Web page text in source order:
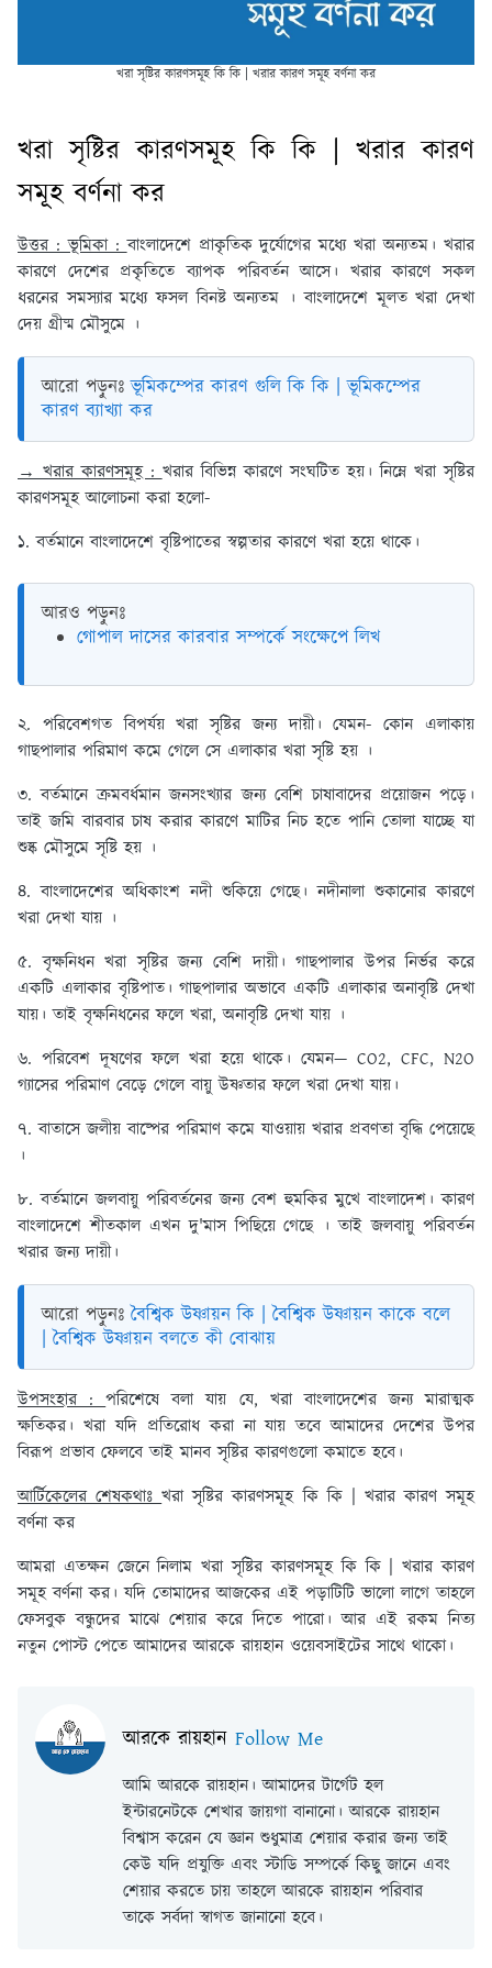
খরা সৃষ্টির কারণসমূহ কি কি | খরার কারণ সমূহ বর্ণনা কর
খরা সৃষ্টির কারণসমূহ কি কি | খরার কারণ
সমূহ বর্ণনা কর
উত্তর : ভূমিকা :বাংলাদেশে প্রাকৃতিক দুর্যোগের মধ্যে খরা অন্যতম। খরার
কারণে দেশের প্রকৃতিতে ব্যাপক পরিবর্তন আসে। খরার কারণে সকল
ধরনের সমস্যার মধ্যে ফসল বিনষ্ট অন্যতম । বাংলাদেশে মূলত খরা দেখা
দেয় গ্রীষ্ম মৌসুমে ।
আরো পড়ুনঃভূমিকম্পের কারণ গুলি কি কি | ভূমিকম্পের
কারণ ব্যাখ্যা কর
→ খরার কারণসমূহ :খরার বিভিন্ন কারণে সংঘটিত হয়। নিম্নে খরা সৃষ্টির
কারণসমূহ আলোচনা করা হলো-
১. বর্তমানে বাংলাদেশে বৃষ্টিপাতের স্বল্পতার কারণে খরা হয়ে থাকে।
আরও পড়ুনঃ
গোপাল দাসের কারবার সম্পর্কে সংক্ষেপে লিখ
২. পরিবেশগত বিপর্যয় খরা সৃষ্টির জন্য দায়ী। যেমন- কোন এলাকায়
গাছপালার পরিমাণ কমে গেলে সে এলাকার খরা সৃষ্টি হয় ।
৩. বর্তমানে ক্রমবর্ধমান জনসংখ্যার জন্য বেশি চাষাবাদের প্রয়োজন পড়ে।
তাই জমি বারবার চাষ করার কারণে মাটির নিচ হতে পানি তোলা যাচ্ছে যা
শুষ্ক মৌসুমে সৃষ্টি হয় ।
৪. বাংলাদেশের অধিকাংশ নদী শুকিয়ে গেছে। নদীনালা শুকানোর কারণে
খরা দেখা যায় ।
৫. বৃক্ষনিধন খরা সৃষ্টির জন্য বেশি দায়ী। গাছপালার উপর নির্ভর করে
একটি এলাকার বৃষ্টিপাত। গাছপালার অভাবে একটি এলাকার অনাবৃষ্টি দেখা
যায়। তাই বৃক্ষনিধনের ফলে খরা, অনাবৃষ্টি দেখা যায় ।
৬. পরিবেশ দূষণের ফলে খরা হয়ে থাকে। যেমন— CO2, CFC, N2O
গ্যাসের পরিমাণ বেড়ে গেলে বায়ু উষ্ণতার ফলে খরা দেখা যায়।
৭. বাতাসে জলীয় বাষ্পের পরিমাণ কমে যাওয়ায় খরার প্রবণতা বৃদ্ধি পেয়েছে
।
৮. বর্তমানে জলবায়ু পরিবর্তনের জন্য বেশ হুমকির মুখে বাংলাদেশ। কারণ
বাংলাদেশে শীতকাল এখন দু'মাস পিছিয়ে গেছে । তাই জলবায়ু পরিবর্তন
খরার জন্য দায়ী।
আরো পড়ুনঃবৈশ্বিক উষ্ণায়ন কি | বৈশ্বিক উষ্ণায়ন কাকে বলে
| বৈশ্বিক উষ্ণায়ন বলতে কী বোঝায়
উপসংহার :পরিশেষে বলা যায় যে, খরা বাংলাদেশের জন্য মারাত্মক
ক্ষতিকর। খরা যদি প্রতিরোধ করা না যায় তবে আমাদের দেশের উপর
বিরূপ প্রভাব ফেলবে তাই মানব সৃষ্টির কারণগুলো কমাতে হবে।
আর্টিকেলের শেষকথাঃখরা সৃষ্টির কারণসমূহ কি কি | খরার কারণ সমূহ
বর্ণনা কর
আমরা এতক্ষন জেনে নিলাম খরা সৃষ্টির কারণসমূহ কি কি | খরার কারণ
সমূহ বর্ণনা কর। যদি তোমাদের আজকের এই পড়াটিটি ভালো লাগে তাহলে
ফেসবুক বন্ধুদের মাঝে শেয়ার করে দিতে পারো। আর এই রকম নিত্য
নতুন পোস্ট পেতে আমাদের আরকে রায়হান ওয়েবসাইটের সাথে থাকো।
আরকে রায়হান Follow Me
আমি আরকে রায়হান। আমাদের টার্গেট হল
ইন্টারনেটকে শেখার জায়গা বানানো। আরকে রায়হান
বিশ্বাস করেন যে জ্ঞান শুধুমাত্র শেয়ার করার জন্য তাই
কেউ যদি প্রযুক্তি এবং স্টাডি সম্পর্কে কিছু জানে এবং
শেয়ার করতে চায় তাহলে আরকে রায়হান পরিবার
তাকে সর্বদা স্বাগত জানানো হবে।